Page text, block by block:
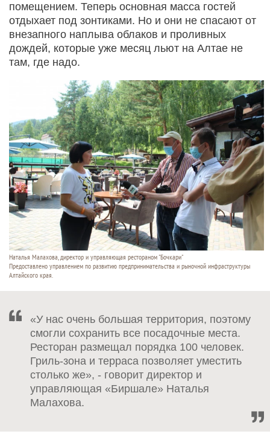
помещением. Теперь основная масса гостей
отдыхает под зонтиками. Но и они не спасают от
внезапного наплыва облаков и проливных
дождей, которые уже месяц льют на Алтае не
там, где надо.
Наталья Малахова, директор и управляющая рестораном "Бочкари"
Предоставлено управлением по развитию предпринимательства и рыночной инфраструктуры
Алтайского края.
«У нас очень большая территория, поэтому
смогли сохранить все посадочные места.
Ресторан размещал порядка 100 человек.
Гриль-зона и терраса позволяет уместить
столько же», - говорит директор и
управляющая «Биршале» Наталья
Малахова.